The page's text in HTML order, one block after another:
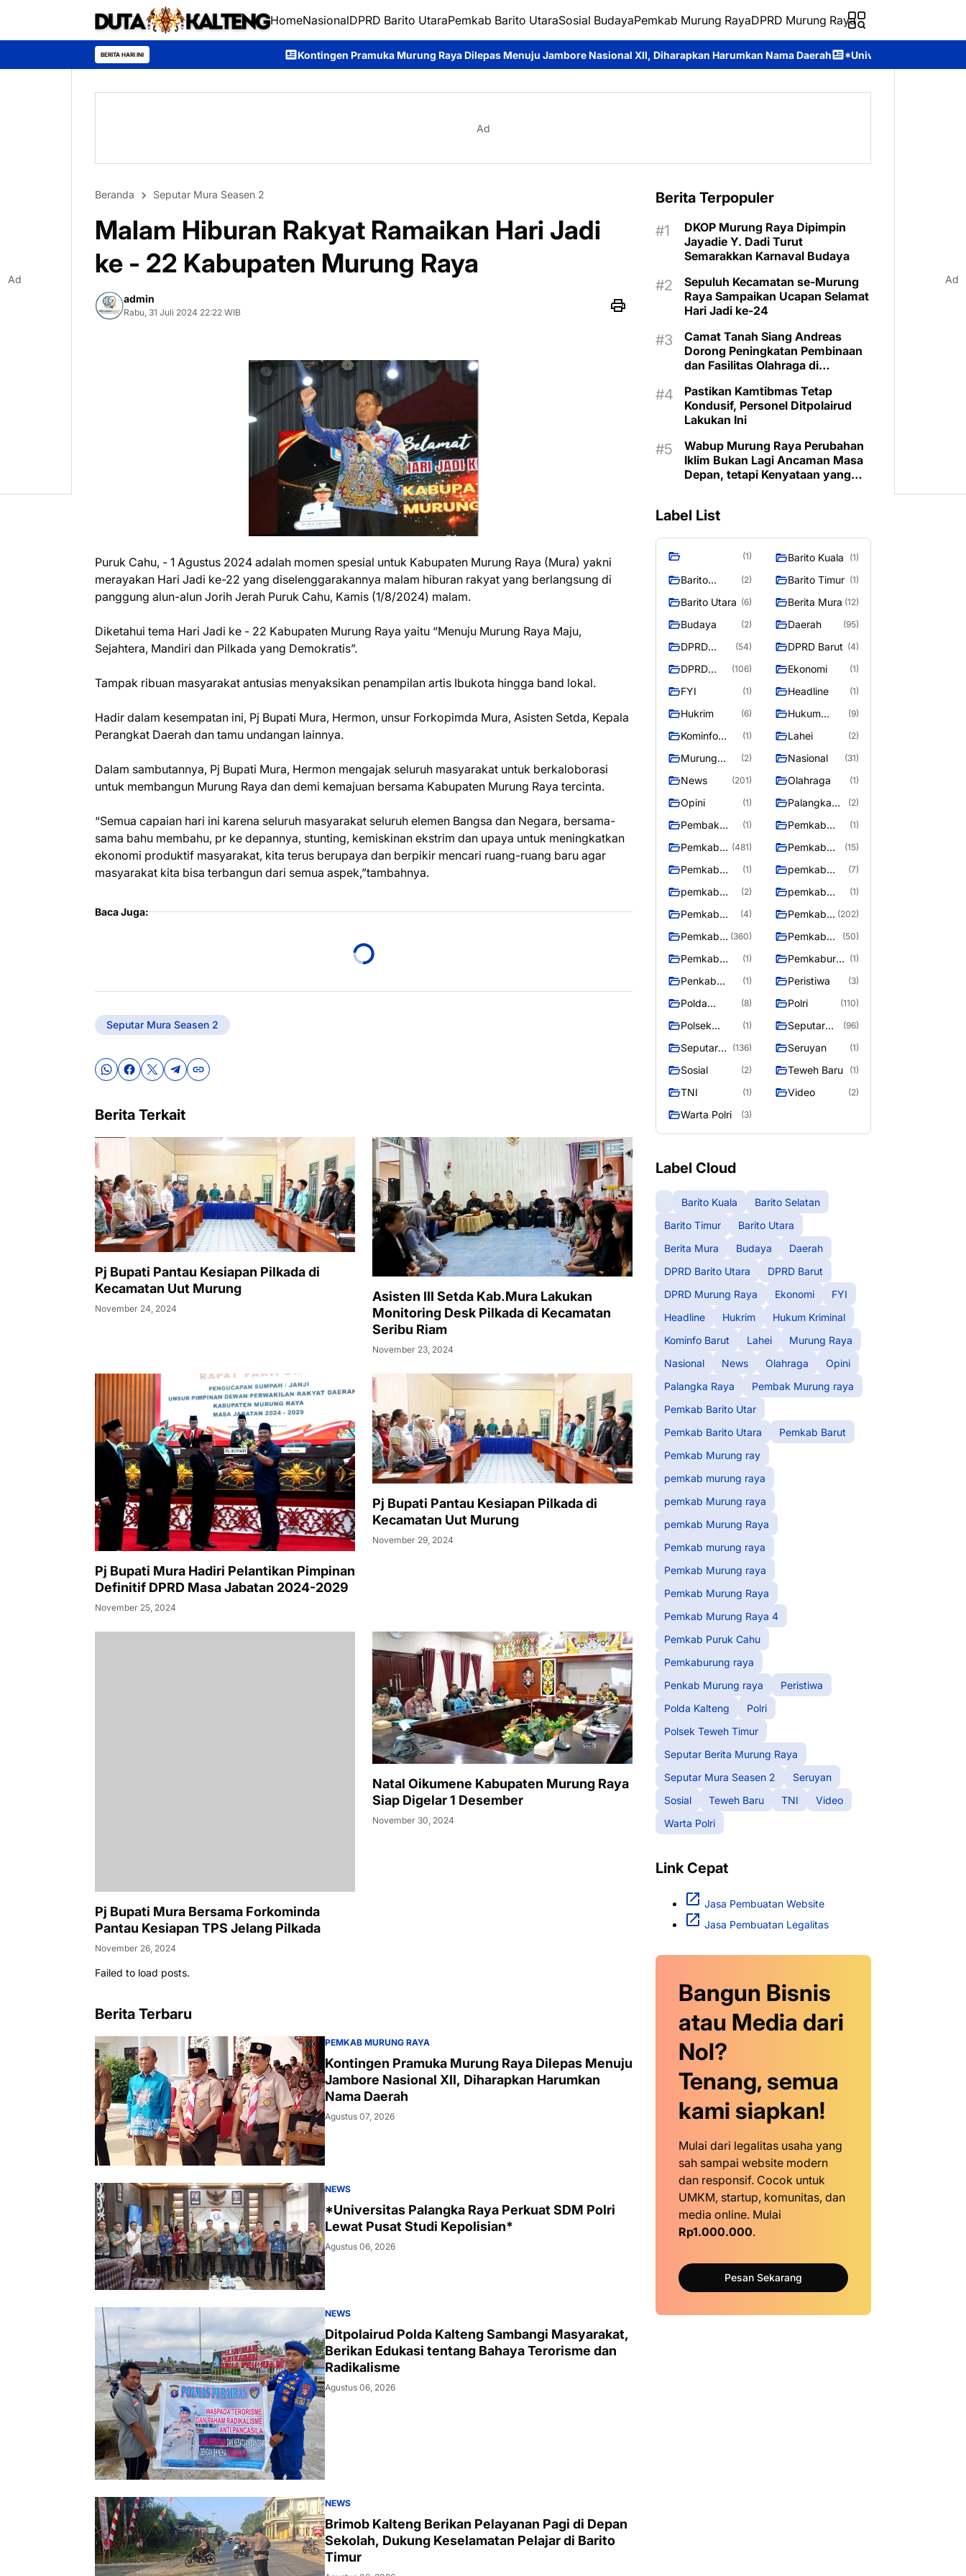
HomeNasionalDPRD Barito UtaraPemkab Barito UtaraSosial BudayaPemkab Murung RayaDPRD Murung Raya
BERITA HARI INI Kontingen Pramuka Murung Raya Dilepas Menuju Jambore Nasional XII, Diharapkan Harumkan Nama Daerah *Universitas Palangka Raya Perkuat SDM Polri
Ad
Beranda Seputar Mura Seasen 2
Malam Hiburan Rakyat Ramaikan Hari Jadi
ke - 22 Kabupaten Murung Raya
admin
Rabu, 31 Juli 2024 22:22 WIB
Puruk Cahu, - 1 Agustus 2024 adalah momen spesial untuk Kabupaten Murung Raya (Mura) yakni
merayakan Hari Jadi ke-22 yang diselenggarakannya malam hiburan rakyat yang berlangsung di
panggung alun-alun Jorih Jerah Puruk Cahu, Kamis (1/8/2024) malam.
Diketahui tema Hari Jadi ke - 22 Kabupaten Murung Raya yaitu “Menuju Murung Raya Maju,
Sejahtera, Mandiri dan Pilkada yang Demokratis”.
Tampak ribuan masyarakat antusias menyaksikan penampilan artis Ibukota hingga band lokal.
Hadir dalam kesempatan ini, Pj Bupati Mura, Hermon, unsur Forkopimda Mura, Asisten Setda, Kepala
Perangkat Daerah dan tamu undangan lainnya.
Dalam sambutannya, Pj Bupati Mura, Hermon mengajak seluruh masyarakat untuk berkaloborasi
untuk membangun Murung Raya dan demi kemajuan bersama Kabupaten Murung Raya tercinta.
“Semua capaian hari ini karena seluruh masyarakat seluruh elemen Bangsa dan Negara, bersama-
sama bahu membahu, pr ke depannya, stunting, kemiskinan ekstrim dan upaya untuk meningkatkan
ekonomi produktif masyarakat, kita terus berupaya dan berpikir mencari ruang-ruang baru agar
masyarakat kita bisa terbangun dari semua aspek,”tambahnya.
Baca Juga:
Seputar Mura Seasen 2
Berita Terkait
Pj Bupati Pantau Kesiapan Pilkada di
Kecamatan Uut Murung
November 24, 2024
Asisten III Setda Kab.Mura Lakukan
Monitoring Desk Pilkada di Kecamatan
Seribu Riam
November 23, 2024
Pj Bupati Mura Hadiri Pelantikan Pimpinan
Definitif DPRD Masa Jabatan 2024-2029
November 25, 2024
Pj Bupati Pantau Kesiapan Pilkada di
Kecamatan Uut Murung
November 29, 2024
Pj Bupati Mura Bersama Forkominda
Pantau Kesiapan TPS Jelang Pilkada
November 26, 2024
Natal Oikumene Kabupaten Murung Raya
Siap Digelar 1 Desember
November 30, 2024
Failed to load posts.
Berita Terbaru
PEMKAB MURUNG RAYA
Kontingen Pramuka Murung Raya Dilepas Menuju
Jambore Nasional XII, Diharapkan Harumkan
Nama Daerah
Agustus 07, 2026
NEWS
*Universitas Palangka Raya Perkuat SDM Polri
Lewat Pusat Studi Kepolisian*
Agustus 06, 2026
NEWS
Ditpolairud Polda Kalteng Sambangi Masyarakat,
Berikan Edukasi tentang Bahaya Terorisme dan
Radikalisme
Agustus 06, 2026
NEWS
Brimob Kalteng Berikan Pelayanan Pagi di Depan
Sekolah, Dukung Keselamatan Pelajar di Barito
Timur
Berita Terpopuler
DKOP Murung Raya Dipimpin
Jayadie Y. Dadi Turut
Semarakkan Karnaval Budaya
Sepuluh Kecamatan se-Murung
Raya Sampaikan Ucapan Selamat
Hari Jadi ke-24
Camat Tanah Siang Andreas
Dorong Peningkatan Pembinaan
dan Fasilitas Olahraga di
Pastikan Kamtibmas Tetap
Kondusif, Personel Ditpolairud
Lakukan Ini
Wabup Murung Raya Perubahan
Iklim Bukan Lagi Ancaman Masa
Depan, tetapi Kenyataan yang
Label List
(1) Barito Kuala (1)
Barito
(2) Barito Timur (1)
Barito Utara (6) Berita Mura (12)
Budaya (2) Daerah (95)
DPRD
Utara
(54) DPRD Barut (4)
DPRD
Raya
(106) Ekonomi (1)
FYI (1) Headline (1)
Hukrim (6)
Hukum
(9)
Kominfo
(1) Lahei (2)
Murung
(2) Nasional (31)
News (201) Olahraga (1)
Opini (1)
Palangka
(2)
Pembak
Murung raya
(1)
Pemkab
(1)
Pemkab
Utara
(481)
Pemkab
(15)
Pemkab
(1)
pemkab
(7)
pemkab
(2)
pemkab
Raya
(1)
Pemkab
murung raya
(4)
Pemkab
raya
(202)
Pemkab
Raya
(360)
Pemkab
Raya 4
(50)
Pemkab
(1)
Pemkaburun (1)
Penkab
(1) Peristiwa (3)
Polda
(8) Polri (110)
Polsek
Teweh Timur
(1)
Seputar
Murung
Raya
(96)
Seputar
Seasen 2
(136) Seruyan (1)
Sosial (2) Teweh Baru (1)
TNI (1) Video (2)
Warta Polri (3)
Label Cloud
Barito Kuala
Barito Selatan
Barito Timur
Barito Utara
Berita Mura
Budaya
Daerah
DPRD Barito Utara
DPRD Barut
DPRD Murung Raya
Ekonomi
FYI
Headline
Hukrim
Hukum Kriminal
Kominfo Barut
Lahei
Murung Raya
Nasional
News Olahraga
Opini
Palangka Raya
Pembak Murung raya
Pemkab Barito Utar
Pemkab Barito Utara
Pemkab Barut
Pemkab Murung ray
pemkab murung raya
pemkab Murung raya
pemkab Murung Raya
Pemkab murung raya
Pemkab Murung raya
Pemkab Murung Raya
Pemkab Murung Raya 4
Pemkab Puruk Cahu
Pemkaburung raya
Penkab Murung raya
Peristiwa
Polda Kalteng
Polri
Polsek Teweh Timur
Seputar Berita Murung Raya
Seputar Mura Seasen 2
Seruyan
Sosial
Teweh Baru TNI
Video
Warta Polri
Link Cepat
Jasa Pembuatan Website
Jasa Pembuatan Legalitas
Bangun Bisnis
atau Media dari
Nol?
Tenang, semua
kami siapkan!
Mulai dari legalitas usaha yang
sah sampai website modern
dan responsif. Cocok untuk
UMKM, startup, komunitas, dan
media online. Mulai
Rp1.000.000.
Pesan Sekarang
Ad Ad